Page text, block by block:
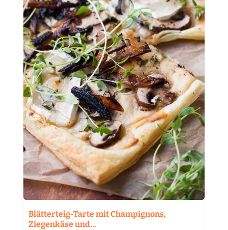
Blätterteig-Tarte mit Champignons,
Ziegenkäse und…